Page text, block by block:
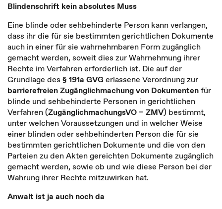
Blindenschrift kein absolutes Muss
Eine blinde oder sehbehinderte Person kann verlangen,
dass ihr die für sie bestimmten gerichtlichen Dokumente
auch in einer für sie wahrnehmbaren Form zugänglich
gemacht werden, soweit dies zur Wahrnehmung ihrer
Rechte im Verfahren erforderlich ist. Die auf der
Grundlage des § 191a GVG erlassene Verordnung zur
barrierefreien Zugänglichmachung von Dokumentenfür
blinde und sehbehinderte Personen in gerichtlichen
Verfahren (ZugänglichmachungsVO – ZMV) bestimmt,
unter welchen Voraussetzungen und in welcher Weise
einer blinden oder sehbehinderten Person die für sie
bestimmten gerichtlichen Dokumente und die von den
Parteien zu den Akten gereichten Dokumente zugänglich
gemacht werden, sowie ob und wie diese Person bei der
Wahrung ihrer Rechte mitzuwirken hat.
Anwalt ist ja auch noch da